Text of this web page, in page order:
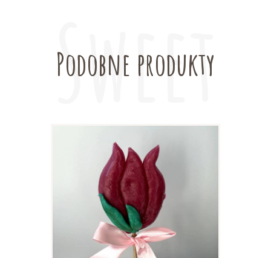
Podobne produkty